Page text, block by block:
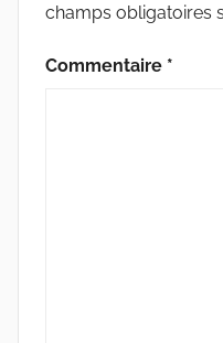
champs obligatoires
Commentaire *